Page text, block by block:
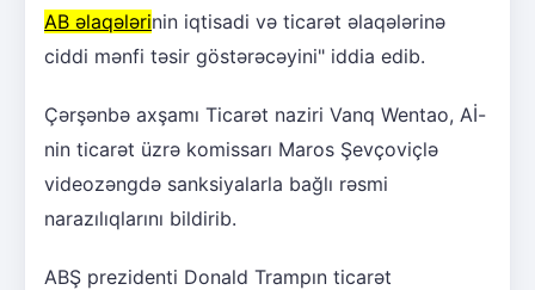
AB əlaqələrinin iqtisadi və ticarət əlaqələrinə
ciddi mənfi təsir göstərəcəyini" iddia edib.
Çərşənbə axşamı Ticarət naziri Vanq Wentao, Aİ-
nin ticarət üzrə komissarı Maros Şevçoviçlə
videozəngdə sanksiyalarla bağlı rəsmi
narazılıqlarını bildirib.
ABŞ prezidenti Donald Trampın ticarət